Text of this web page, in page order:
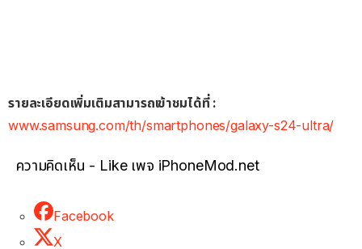
รายละเอียดเพิ่มเติมสามารถเข้าชมได้ที่ :
www.samsung.com/th/smartphones/galaxy-s24-ultra/
ความคิดเห็น - Like เพจ iPhoneMod.net
Facebook
X